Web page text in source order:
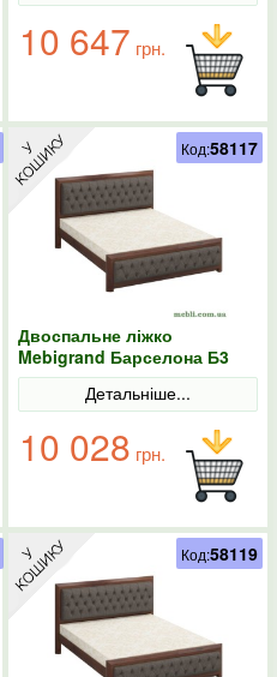
10 647 грн.
Двоспальне ліжко
Mebigrand Барселона Б3
Горіх темний/Аляска 97
Детальніше...
10 028 грн.
Код:58117
Код:58119